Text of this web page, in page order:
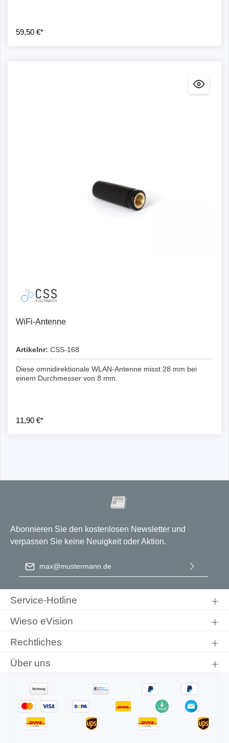
59,50 €*
WiFi-Antenne
Artikelnr: CSS-168
Diese omnidirektionale WLAN-Antenne misst 28 mm bei
einem Durchmesser von 8 mm.
11,90 €*
Abonnieren Sie den kostenlosen Newsletter und
verpassen Sie keine Neuigkeit oder Aktion.
E-Mail-Adresse
einverstanden.
Service-Hotline
Wieso eVision
Rechtliches
Über uns